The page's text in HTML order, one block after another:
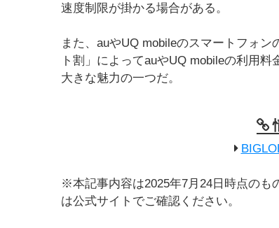
速度制限が掛かる場合がある。
また、auやUQ mobileのスマートフォ
ト割」によってauやUQ mobileの利用
大きな魅力の一つだ。
※本記事内容は2025年7月24日時点のも
は公式サイトでご確認ください。